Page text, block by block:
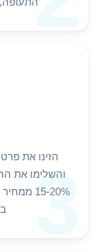
3
הזינו את
והשלימו את
15-